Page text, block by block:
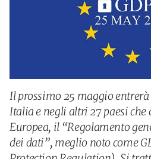
Il prossimo 25 maggio
Italia e negli altri 27 paesi che
Europea, il “Regolamento
dei dati”, meglio noto come